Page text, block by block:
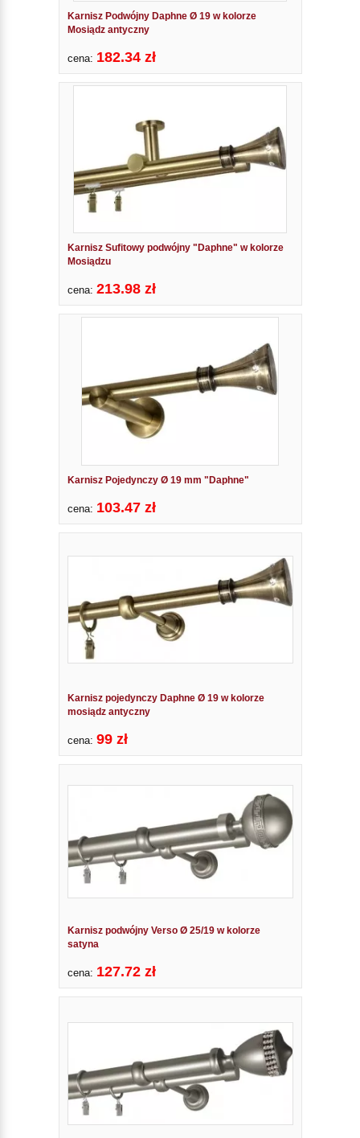
Karnisz Podwójny Daphne Ø 19 w kolorze
Mosiądz antyczny
cena: 182.34 zł
Karnisz Sufitowy podwójny "Daphne" w kolorze
Mosiądzu
cena: 213.98 zł
Karnisz Pojedynczy Ø 19 mm "Daphne"
cena: 103.47 zł
Karnisz pojedynczy Daphne Ø 19 w kolorze
mosiądz antyczny
cena: 99 zł
Karnisz podwójny Verso Ø 25/19 w kolorze
satyna
cena: 127.72 zł